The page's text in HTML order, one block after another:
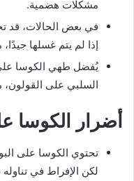
مشكلات هضمية.
في بعض الحالات، قد
إذا لم يتم غسلها
يُفضل طهي الكوسا على
السلبي على القولون،
أضرار الكوسا
تحتوي الكوسا على
لكن الإفراط في